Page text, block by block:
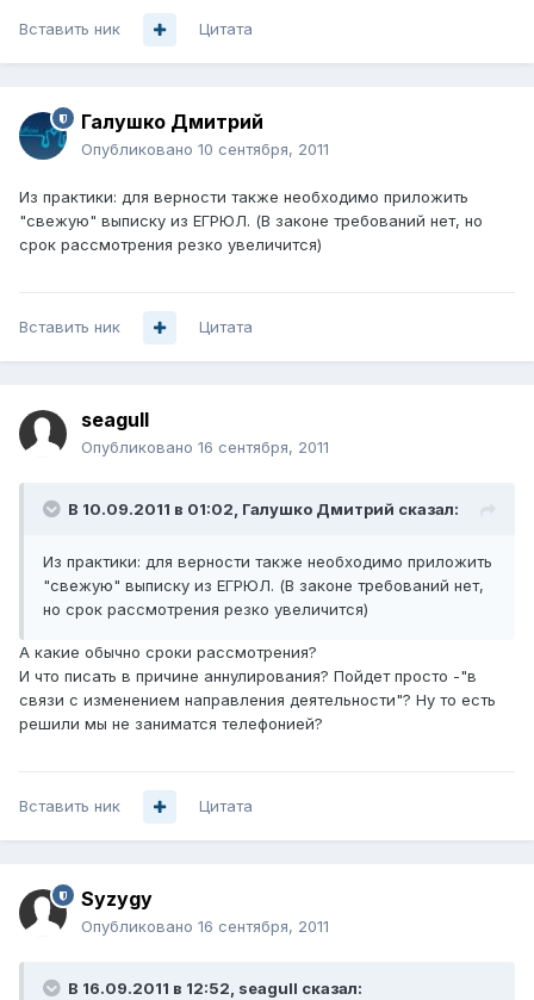
Вставить ник Цитата
Галушко Дмитрий
Опубликовано 10 сентября, 2011
Из практики: для верности также необходимо приложить
"свежую" выписку из ЕГРЮЛ. (В законе требований нет, но
срок рассмотрения резко увеличится)
Вставить ник Цитата
seagull
Опубликовано 16 сентября, 2011
В 10.09.2011 в 01:02, Галушко Дмитрий сказал:
Из практики: для верности также необходимо приложить
"свежую" выписку из ЕГРЮЛ. (В законе требований нет,
но срок рассмотрения резко увеличится)
А какие обычно сроки рассмотрения?
И что писать в причине аннулирования? Пойдет просто -"в
связи с изменением направления деятельности"? Ну то есть
решили мы не заниматся телефонией?
Вставить ник Цитата
Syzygy
Опубликовано 16 сентября, 2011
В 16.09.2011 в 12:52, seagull сказал: